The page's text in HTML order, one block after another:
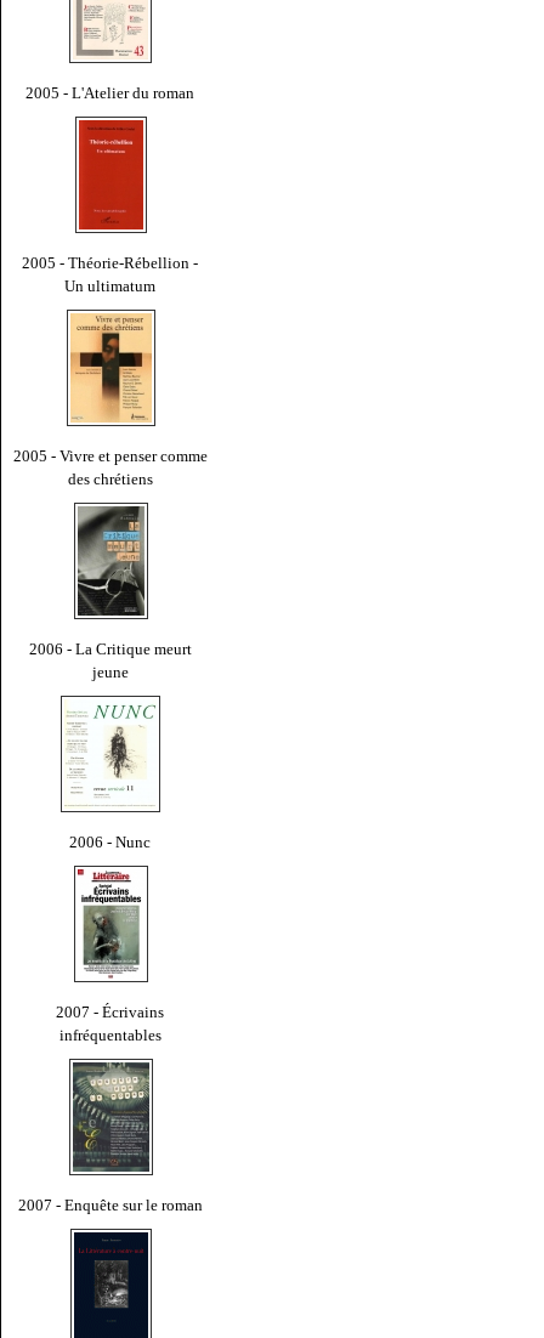
2005 - L'Atelier du roman
2005 - Théorie-Rébellion -
Un ultimatum
2005 - Vivre et penser comme
des chrétiens
2006 - La Critique meurt
jeune
2006 - Nunc
2007 - Écrivains
infréquentables
2007 - Enquête sur le roman